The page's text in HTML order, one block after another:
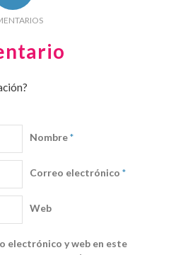
Nombre*
Correo electrónico *
Web
electrónico y web en este